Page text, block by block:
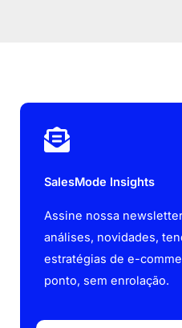
SalesMode Insights
Assine nossa
análises, novidades,
estratégias de e-
ponto, sem enrolação.